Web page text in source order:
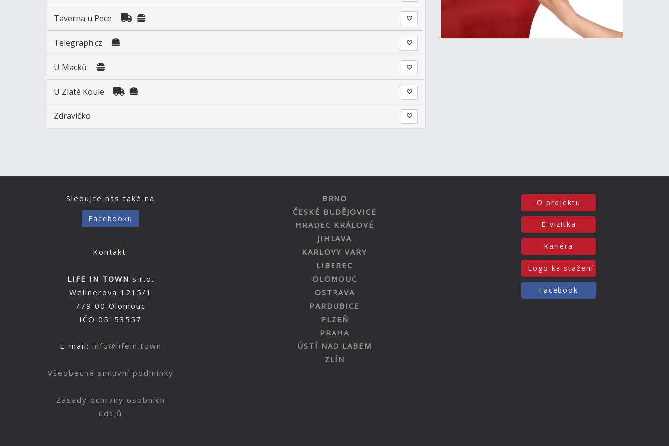
Taverna u Pece
Telegraph.cz
U Macků
U Zlaté Koule
Zdravíčko
Sledujte nás také na
Facebooku
Kontakt:
LIFE IN TOWN s.r.o.
Wellnerova 1215/1
779 00 Olomouc
IČO 05153557
E-mail: info@lifein.town
Všeobecné smluvní podmínky
Zásady ochrany osobních
údajů
BRNO
ČESKÉ BUDĚJOVICE
HRADEC KRÁLOVÉ
JIHLAVA
KARLOVY VARY
LIBEREC
OLOMOUC
OSTRAVA
PARDUBICE
PLZEŇ
PRAHA
ÚSTÍ NAD LABEM
ZLÍN
O projektu
E-vizitka
Kariéra
Logo ke stažení
Facebook